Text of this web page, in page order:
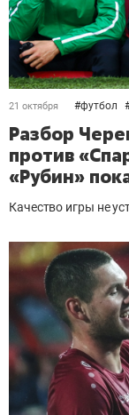
21 октября #футбол
Разбор
против
«Рубин»
Качество игры не